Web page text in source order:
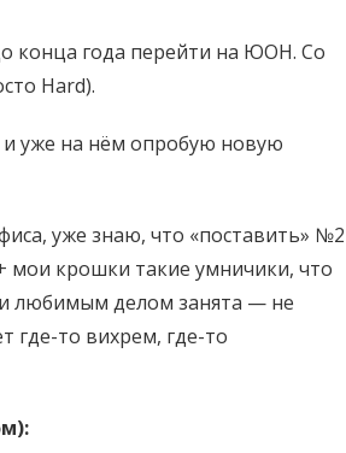
конца года перейти на ЮОН. Со
Hard).
и уже на нём опробую новую
уже знаю, что «поставить» №2
мои крошки такие умничики, что
любимым делом занята — не
где-то вихрем, где-то